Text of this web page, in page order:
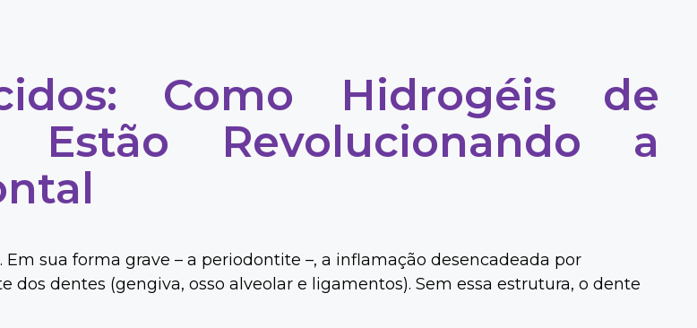
Como Hidrogéis de
Estão Revolucionando a
. Em sua forma grave – a periodontite –, a inflamação desencadeada por
dentes (gengiva, osso alveolar e ligamentos). Sem essa estrutura, o dente